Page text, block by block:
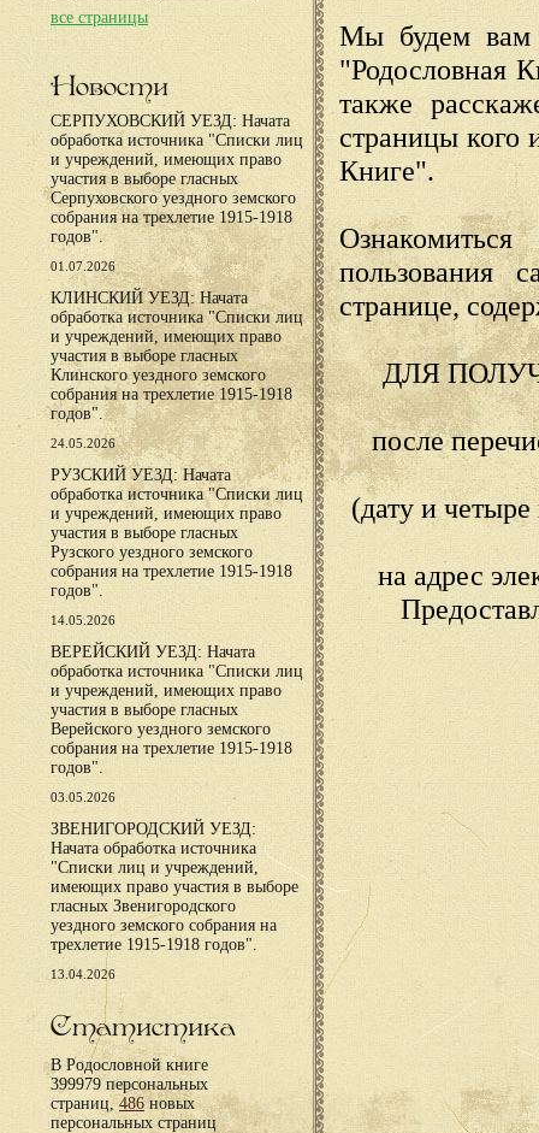
все страницы
Новости
СЕРПУХОВСКИЙ УЕЗД: Начата
обработка источника "Списки лиц
и учреждений, имеющих право
участия в выборе гласных
Серпуховского уездного земского
собрания на трехлетие 1915-1918
годов".
01.07.2026
КЛИНСКИЙ УЕЗД: Начата
обработка источника "Списки лиц
и учреждений, имеющих право
участия в выборе гласных
Клинского уездного земского
собрания на трехлетие 1915-1918
годов".
24.05.2026
РУЗСКИЙ УЕЗД: Начата
обработка источника "Списки лиц
и учреждений, имеющих право
участия в выборе гласных
Рузского уездного земского
собрания на трехлетие 1915-1918
годов".
14.05.2026
ВЕРЕЙСКИЙ УЕЗД: Начата
обработка источника "Списки лиц
и учреждений, имеющих право
участия в выборе гласных
Верейского уездного земского
собрания на трехлетие 1915-1918
годов".
03.05.2026
ЗВЕНИГОРОДСКИЙ УЕЗД:
Начата обработка источника
"Списки лиц и учреждений,
имеющих право участия в выборе
гласных Звенигородского
уездного земского собрания на
трехлетие 1915-1918 годов".
13.04.2026
Статистика
В Родословной книге
399979 персональных
страниц,486новых
персональных страниц
Мы будем вам
"Родословная
также
страницы кого
Книге".
пользования
странице,
ДЛЯ
после
(дату и
на адрес